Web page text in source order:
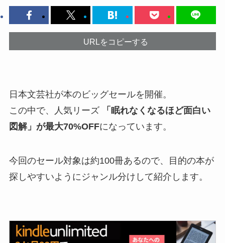
URLをコピーする
日本文芸社が本のビッグセールを開催。
この中で、人気リーズ
「眠れなくなるほど面白い
図解」が最大70%OFFになっています。
今回のセール対象は約100冊あるので、目的の本が
探しやすいようにジャンル分けして紹介します。